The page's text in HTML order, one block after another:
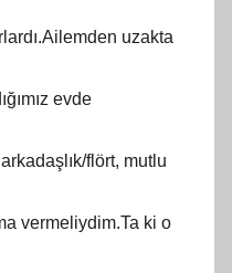
uzakta
evde
flört, mutlu
vermeliydim.Ta ki o